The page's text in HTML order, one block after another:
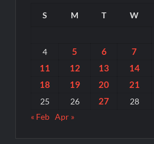
S M T W
4
5 6 7
11
12 13 14
18 19 20 21
25
26 27 28
« Feb Apr »